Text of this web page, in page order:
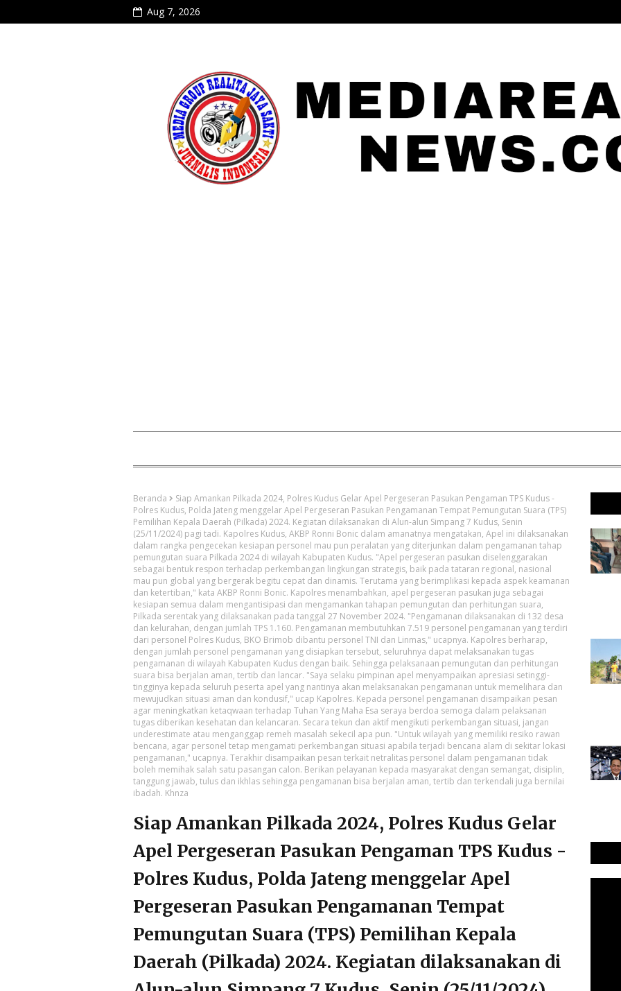
Aug 7, 2026
Beranda
Siap Amankan Pilkada 2024, Polres Kudus Gelar Apel Pergeseran Pasukan Pengaman TPS Kudus -
Polres Kudus, Polda Jateng menggelar Apel Pergeseran Pasukan Pengamanan Tempat Pemungutan Suara (TPS)
Pemilihan Kepala Daerah (Pilkada) 2024. Kegiatan dilaksanakan di Alun-alun Simpang 7 Kudus, Senin
(25/11/2024) pagi tadi. Kapolres Kudus, AKBP Ronni Bonic dalam amanatnya mengatakan, Apel ini dilaksanakan
dalam rangka pengecekan kesiapan personel mau pun peralatan yang diterjunkan dalam pengamanan tahap
pemungutan suara Pilkada 2024 di wilayah Kabupaten Kudus. "Apel pergeseran pasukan diselenggarakan
sebagai bentuk respon terhadap perkembangan lingkungan strategis, baik pada tataran regional, nasional
mau pun global yang bergerak begitu cepat dan dinamis. Terutama yang berimplikasi kepada aspek keamanan
dan ketertiban," kata AKBP Ronni Bonic. Kapolres menambahkan, apel pergeseran pasukan juga sebagai
kesiapan semua dalam mengantisipasi dan mengamankan tahapan pemungutan dan perhitungan suara,
Pilkada serentak yang dilaksanakan pada tanggal 27 November 2024. "Pengamanan dilaksanakan di 132 desa
dan kelurahan, dengan jumlah TPS 1.160. Pengamanan membutuhkan 7.519 personel pengamanan yang terdiri
dari personel Polres Kudus, BKO Brimob dibantu personel TNI dan Linmas," ucapnya. Kapolres berharap,
dengan jumlah personel pengamanan yang disiapkan tersebut, seluruhnya dapat melaksanakan tugas
pengamanan di wilayah Kabupaten Kudus dengan baik. Sehingga pelaksanaan pemungutan dan perhitungan
suara bisa berjalan aman, tertib dan lancar. "Saya selaku pimpinan apel menyampaikan apresiasi setinggi-
tingginya kepada seluruh peserta apel yang nantinya akan melaksanakan pengamanan untuk memelihara dan
mewujudkan situasi aman dan kondusif," ucap Kapolres. Kepada personel pengamanan disampaikan pesan
agar meningkatkan ketaqwaan terhadap Tuhan Yang Maha Esa seraya berdoa semoga dalam pelaksanan
tugas diberikan kesehatan dan kelancaran. Secara tekun dan aktif mengikuti perkembangan situasi, jangan
underestimate atau menganggap remeh masalah sekecil apa pun. "Untuk wilayah yang memiliki resiko rawan
bencana, agar personel tetap mengamati perkembangan situasi apabila terjadi bencana alam di sekitar lokasi
pengamanan," ucapnya. Terakhir disampaikan pesan terkait netralitas personel dalam pengamanan tidak
boleh memihak salah satu pasangan calon. Berikan pelayanan kepada masyarakat dengan semangat, disiplin,
tanggung jawab, tulus dan ikhlas sehingga pengamanan bisa berjalan aman, tertib dan terkendali juga bernilai
ibadah. Khnza
Siap Amankan Pilkada 2024, Polres Kudus Gelar
Apel Pergeseran Pasukan Pengaman TPS Kudus -
Polres Kudus, Polda Jateng menggelar Apel
Pergeseran Pasukan Pengamanan Tempat
Pemungutan Suara (TPS) Pemilihan Kepala
Daerah (Pilkada) 2024. Kegiatan dilaksanakan di